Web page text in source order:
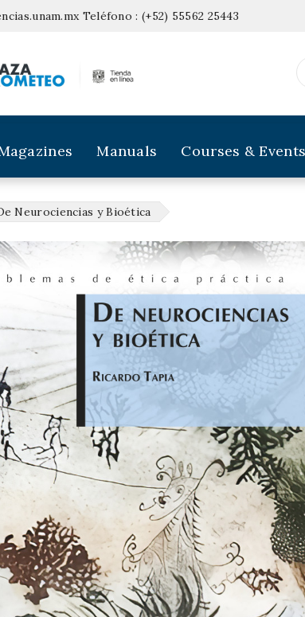
Teléfono : (+52) 55562 25443
Manuals Courses & Events
Neurociencias y Bioética